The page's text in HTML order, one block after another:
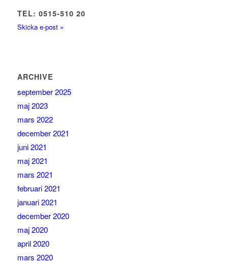
TEL: 0515-510 20
Skicka e-post »
ARCHIVE
september 2025
maj 2023
mars 2022
december 2021
juni 2021
maj 2021
mars 2021
februari 2021
januari 2021
december 2020
maj 2020
april 2020
mars 2020